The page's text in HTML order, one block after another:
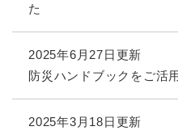
た
2025年6月27日更新
防災ハンドブックをご活
2025年3月18日更新